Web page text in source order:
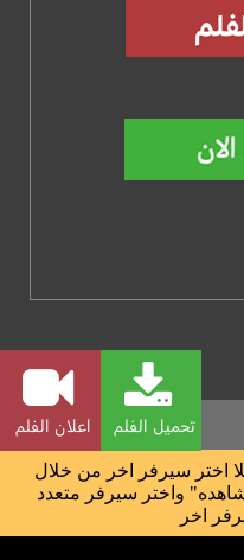
تحميل الفلم اعلان الفلم
اختر سيرفر اخر من خلال
واختر سيرفر متعدد
اخر